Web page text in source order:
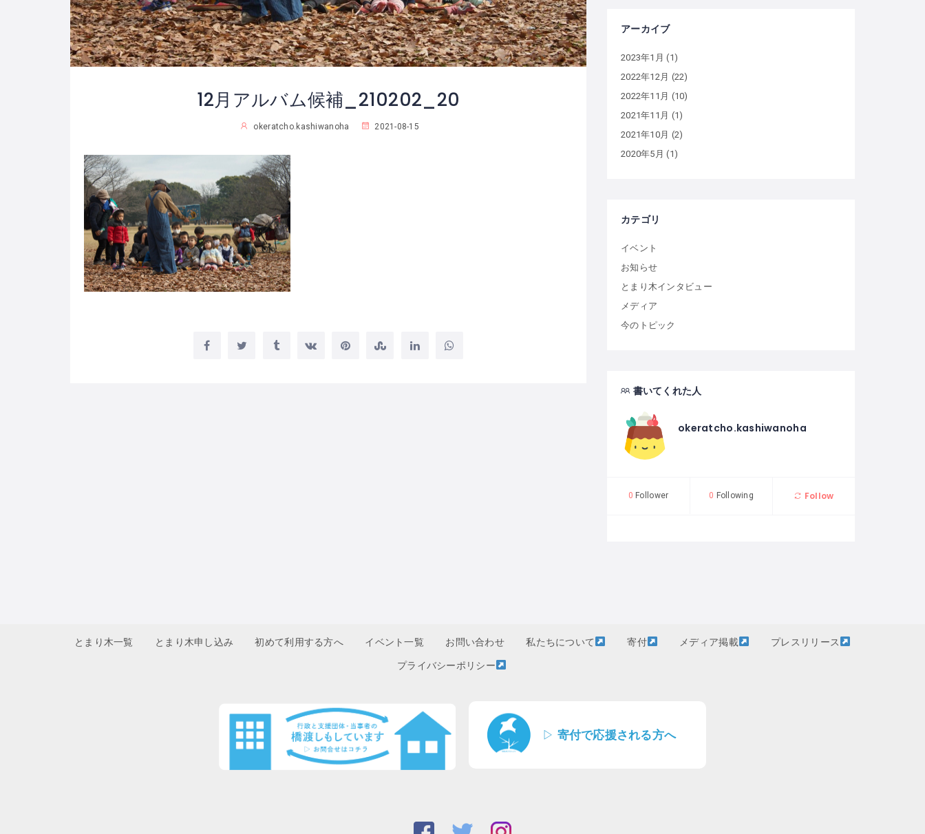
12月アルバム候補_210202_20
okeratcho.kashiwanoha 2021-08-15
アーカイブ
2023年1月 (1)
2022年12月 (22)
2022年11月 (10)
2021年11月 (1)
2021年10月 (2)
2020年5月 (1)
カテゴリ
イベント
お知らせ
とまり木インタビュー
メディア
今のトピック
書いてくれた人
okeratcho.kashiwanoha
0 Follower 0 Following Follow
とまり木一覧 とまり木申し込み 初めて利用する方へ イベント一覧 お問い合わせ 私たちについて 寄付 メディア掲載 プレスリリース
プライバシーポリシー
▷ 寄付で応援される方へ